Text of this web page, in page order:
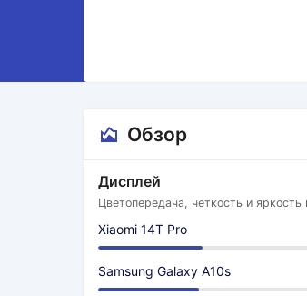
Обзор
Дисплей
Цветопередача, четкость и яркость
Xiaomi 14T Pro
Samsung Galaxy A10s